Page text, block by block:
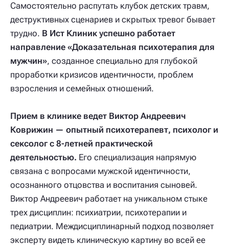
Самостоятельно распутать клубок детских травм,
деструктивных сценариев и скрытых тревог бывает
трудно. В Ист Клиник успешно работает
направление «Доказательная психотерапия для
мужчин», созданное специально для глубокой
проработки кризисов идентичности, проблем
взросления и семейных отношений.
Прием в клинике ведет Виктор Андреевич
Коврижин — опытный психотерапевт, психолог и
сексолог с 8-летней практической
деятельностью. Его специализация напрямую
связана с вопросами мужской идентичности,
осознанного отцовства и воспитания сыновей.
Виктор Андреевич работает на уникальном стыке
трех дисциплин: психиатрии, психотерапии и
педиатрии. Междисциплинарный подход позволяет
эксперту видеть клиническую картину во всей ее